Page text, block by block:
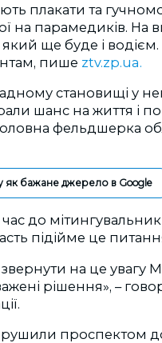
плакати та
на парамедиків. На
ще буде і
пише ztv.zp.ua.
становищі у
шанс на життя і
фельдшерка
як бажане джерело в Google
до
підійме це
на це увагу
рішення», –
проспектом